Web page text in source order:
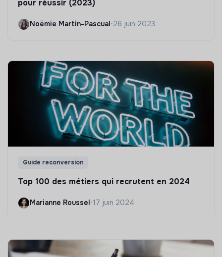
pour réussir (2023)
Noëmie Martin-Pascual •26 juin 2023
Guide reconversion
Top 100 des métiers qui recrutent en 2024
Marianne Roussel•17 juin 2024